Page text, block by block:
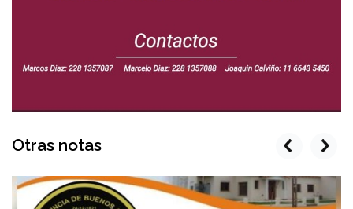
Otras notas prev next